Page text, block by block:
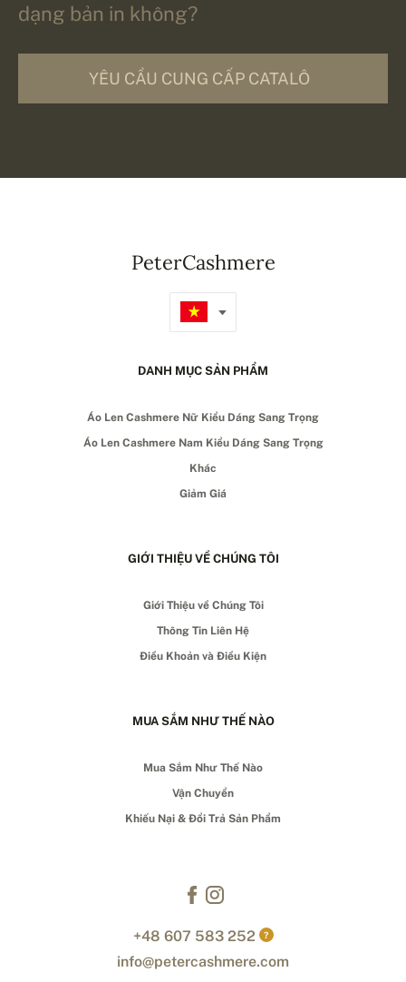
dạng bản in không?
YÊU CẦU CUNG CẤP CATALÔ
PeterCashmere
DANH MỤC SẢN PHẨM
Áo Len Cashmere Nữ Kiểu Dáng Sang Trọng
Áo Len Cashmere Nam Kiểu Dáng Sang Trọng
Khác
Giảm Giá
GIỚI THIỆU VỀ CHÚNG TÔI
Giới Thiệu về Chúng Tôi
Thông Tin Liên Hệ
Điều Khoản và Điều Kiện
MUA SẮM NHƯ THẾ NÀO
Mua Sắm Như Thế Nào
Vận Chuyển
Khiếu Nại & Đổi Trả Sản Phẩm
+48 607 583 252 ?
info@petercashmere.com